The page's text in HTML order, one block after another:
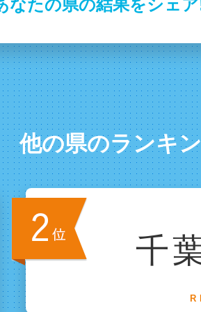
なたの県の結果をシェ
他の県のランキ
千